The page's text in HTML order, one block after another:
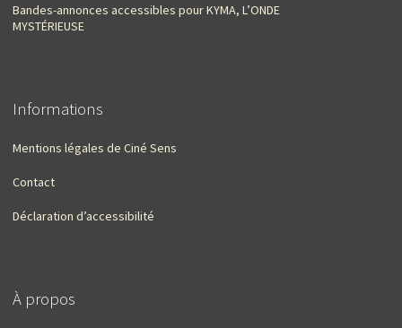
Bandes-annonces accessibles pour KYMA, L’ONDE
MYSTÉRIEUSE
Informations
Mentions légales de Ciné Sens
Contact
Déclaration d’accessibilité
À propos